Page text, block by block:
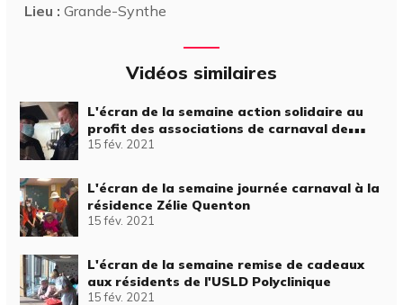
Lieu : Grande-Synthe
Vidéos similaires
L'écran de la semaine action solidaire au
profit des associations de carnaval de
l'ABCD
15 fév. 2021
L'écran de la semaine journée carnaval à la
résidence Zélie Quenton
15 fév. 2021
L'écran de la semaine remise de cadeaux
aux résidents de l'USLD Polyclinique
15 fév. 2021